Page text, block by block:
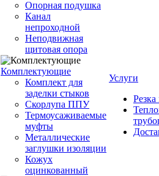
Опорная подушка
Канал
непроходной
Неподвижная
щитовая опора
Комплектующие
Комплект для
заделки стыков
Скорлупа ППУ
Термоусаживаемые
муфты
Металлические
заглушки изоляции
Кожух
оцинкованный
Услуги
Резка